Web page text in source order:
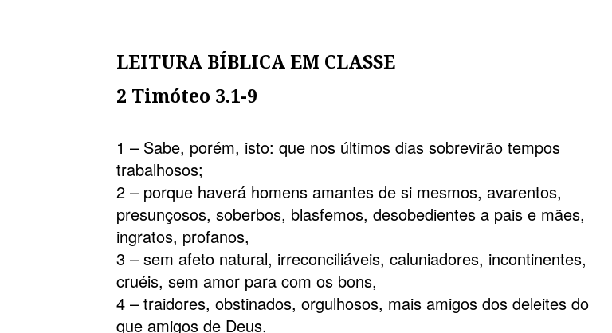
LEITURA BÍBLICA EM CLASSE
2 Timóteo 3.1-9
1 – Sabe, porém, isto: que nos últimos dias sobrevirão tempos
trabalhosos;
2 – porque haverá homens amantes de si mesmos, avarentos,
presunçosos, soberbos, blasfemos, desobedientes a pais e mães,
ingratos, profanos,
3 – sem afeto natural, irreconciliáveis, caluniadores, incontinentes,
cruéis, sem amor para com os bons,
4 – traidores, obstinados, orgulhosos, mais amigos dos deleites do
que amigos de Deus,